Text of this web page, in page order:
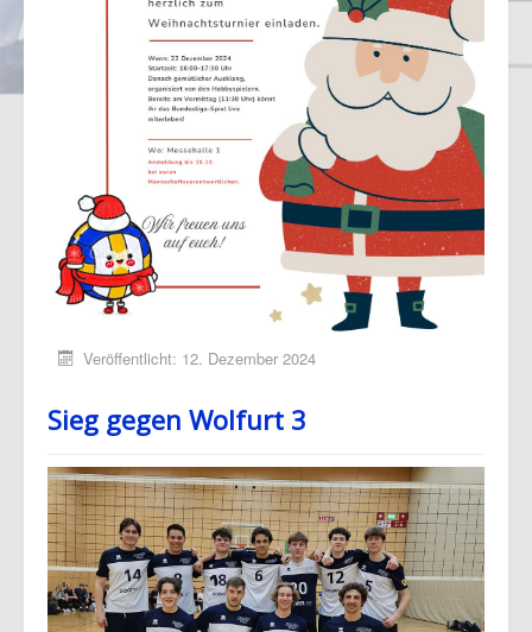
Veröffentlicht: 12. Dezember 2024
Sieg gegen Wolfurt 3